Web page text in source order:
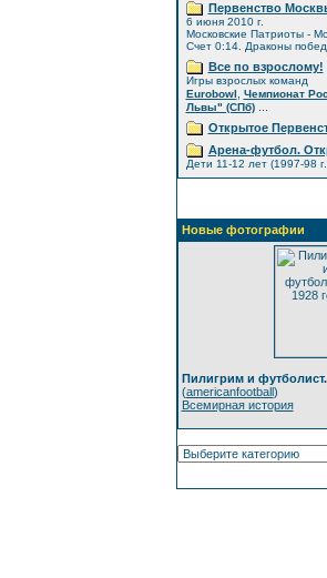
Первенство
6 июня 2010 г.
Московские Патриоты -
Счет 0:14. Драконы
Все по взрослому!
Игры взрослых команд
Eurobowl
Чемпионат
Львы" (СПб)...
Открытое
Арена-футбол.
Дети 11-12 лет (1997-98
Новые фотографии
Пилигрим и футболист.
(americanfootball)
Всемирная история